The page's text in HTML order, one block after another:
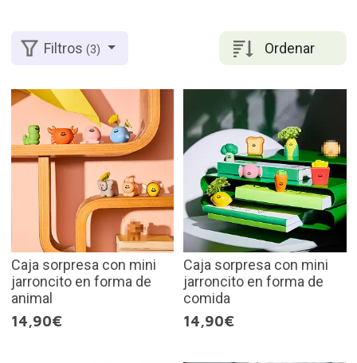
Ordenar
Filtros(3)
Caja sorpresa con mini
jarroncito en forma de
animal
14,90€
Caja sorpresa con mini
jarroncito en forma de
comida
14,90€